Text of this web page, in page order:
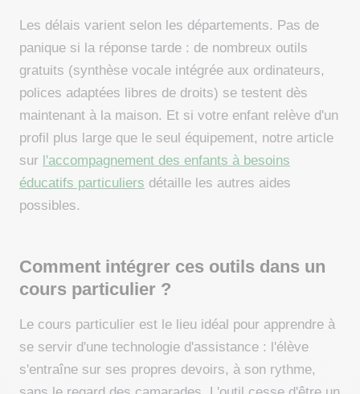
Les délais varient selon les départements. Pas de
panique si la réponse tarde : de nombreux outils
gratuits (synthèse vocale intégrée aux ordinateurs,
polices adaptées libres de droits) se testent dès
maintenant à la maison. Et si votre enfant relève d'un
profil plus large que le seul équipement, notre article
sur l'accompagnement des enfants à besoins
éducatifs particuliers détaille les autres aides
possibles.
Comment intégrer ces outils dans un
cours particulier ?
Le cours particulier est le lieu idéal pour apprendre à
se servir d'une technologie d'assistance : l'élève
s'entraîne sur ses propres devoirs, à son rythme,